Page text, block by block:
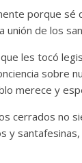
porque sé
unión de los
les tocó
sobre
merece y
cerrados no
y